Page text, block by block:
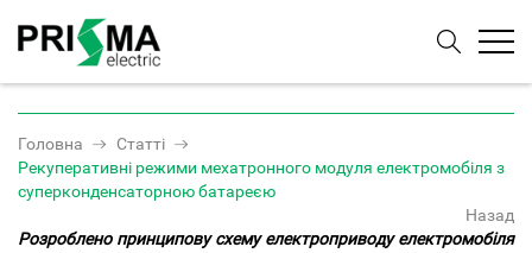
Головна
Статті
Рекуперативні режими мехатронного модуля електромобіля з
суперконденсаторною батареєю
Назад
Розроблено принципову схему електроприводу електромобіля